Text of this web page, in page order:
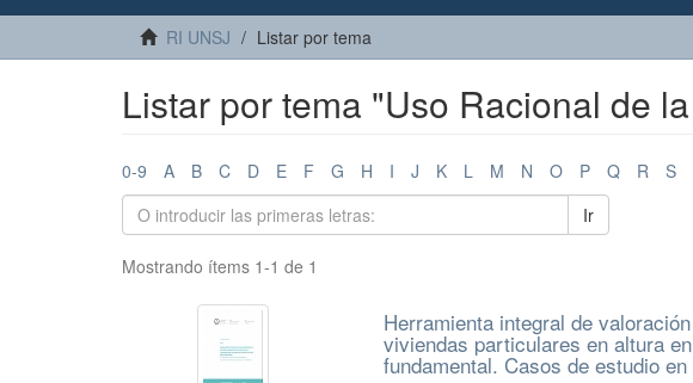
RI UNSJ Listar por tema
Listar por tema "Uso Racional de
0-9 A B C D E F G H I J K L M N O P Q R S
Ir
Mostrando ítems 1-1 de 1
Herramienta integral de
viviendas particulares en altura
fundamental. Casos de estudio